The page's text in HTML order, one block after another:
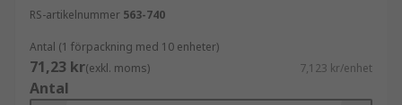
RS-artikelnummer 563-740
Antal (1 förpackning med 10 enheter)
71,23 kr(exkl. moms) 7,123 kr/enhet
Antal